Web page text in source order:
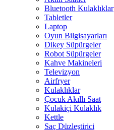
Bluetooth Kulaklıklar
Tabletler
Laptop
Oyun Bilgisayarları
Dikey Süpürgeler
Robot Süpürgeler
Kahve Makineleri
Televizyon
Airfryer
Kulaklıklar
Çocuk Akıllı Saat
Kulakiçi Kulaklık
Kettle
Saç Düzleştirici